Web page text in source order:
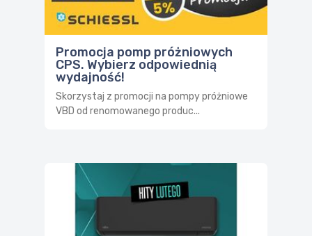
Promocja pomp próżniowych
CPS. Wybierz odpowiednią
wydajność!
Skorzystaj z promocji na pompy próżniowe
VBD od renomowanego produc...